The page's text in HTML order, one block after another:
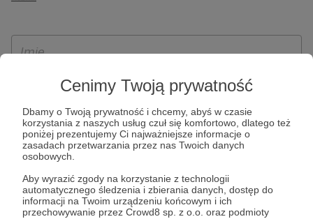
Cenimy Twoją prywatność
Dbamy o Twoją prywatność i chcemy, abyś w czasie
korzystania z naszych usług czuł się komfortowo, dlatego też
poniżej prezentujemy Ci najważniejsze informacje o
zasadach przetwarzania przez nas Twoich danych
osobowych.
Aby wyrazić zgody na korzystanie z technologii
automatycznego śledzenia i zbierania danych, dostęp do
informacji na Twoim urządzeniu końcowym i ich
przechowywanie przez Crowd8 sp. z o.o. oraz podmioty
Patronite.pl, w tym możliwości dokonywania oraz
otrzymywania wsparcia na naszej platformie oraz
ich przenoszenia, niepodlegania zautomatyzowanemu
wyrażenia sprzeciwu wobec przetwarzania Twoich danych
osobowych. Rejestracja dla osób niepełnoletnich możliwa
jest po przekazaniu podpisanego formularza "Zgodna na
założenie konta przez osobę niepełnoletnią", formularz
dostępny jest na stronie regulaminu Patronite.pl.